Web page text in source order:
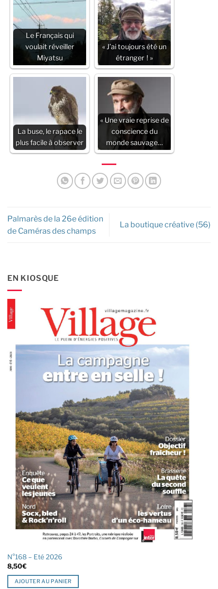
Le Français qui
voulait réveiller
Miyatsu
« J’ai toujours été un
étranger ! »
La buse, le rapace le
plus facile à observer
« Une vraie reprise de
conscience du
monde sauvage…
Palmarès de la 26e édition
de Caméras des champs
La boutique créative (56)
EN KIOSQUE
N°168 – Eté 2026
8,50€
AJOUTER AU PANIER